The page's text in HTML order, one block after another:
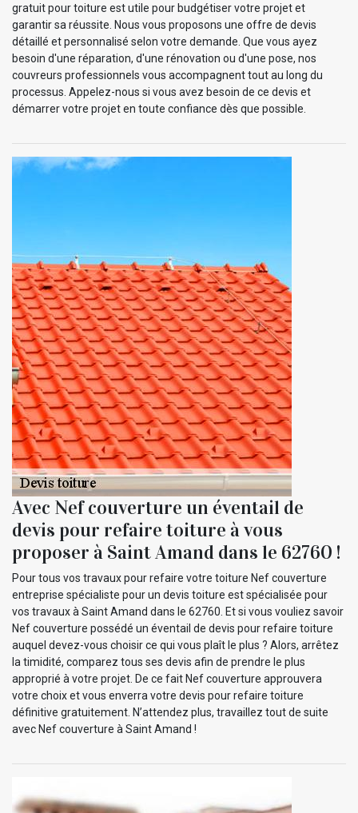
gratuit pour toiture est utile pour budgétiser votre projet et
garantir sa réussite. Nous vous proposons une offre de devis
détaillé et personnalisé selon votre demande. Que vous ayez
besoin d'une réparation, d'une rénovation ou d'une pose, nos
couvreurs professionnels vous accompagnent tout au long du
processus. Appelez-nous si vous avez besoin de ce devis et
démarrer votre projet en toute confiance dès que possible.
Avec Nef couverture un éventail de
devis pour refaire toiture à vous
proposer à Saint Amand dans le 62760 !
Pour tous vos travaux pour refaire votre toiture Nef couverture
entreprise spécialiste pour un devis toiture est spécialisée pour
vos travaux à Saint Amand dans le 62760. Et si vous vouliez savoir
Nef couverture possédé un éventail de devis pour refaire toiture
auquel devez-vous choisir ce qui vous plaît le plus ? Alors, arrêtez
la timidité, comparez tous ses devis afin de prendre le plus
approprié à votre projet. De ce fait Nef couverture approuvera
votre choix et vous enverra votre devis pour refaire toiture
définitive gratuitement. N’attendez plus, travaillez tout de suite
avec Nef couverture à Saint Amand !